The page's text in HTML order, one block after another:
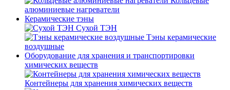
алюминиевые нагреватели
Керамические тэны
Сухой ТЭН
Тэны керамические
воздушные
Оборудование для хранения и транспортировки
химических веществ
Контейнеры для хранения химических веществ